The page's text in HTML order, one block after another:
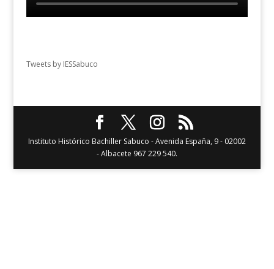
Tweets by IESSabuco
Instituto Histórico Bachiller Sabuco - Avenida España, 9 - 02002
- Albacete 967 229 540.